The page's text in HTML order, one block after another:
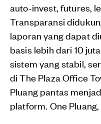
auto-invest, futures,
Transparansi
laporan yang dapat
basis lebih dari 10
sistem yang stabil,
di The Plaza Office
Pluang pantas
platform. One